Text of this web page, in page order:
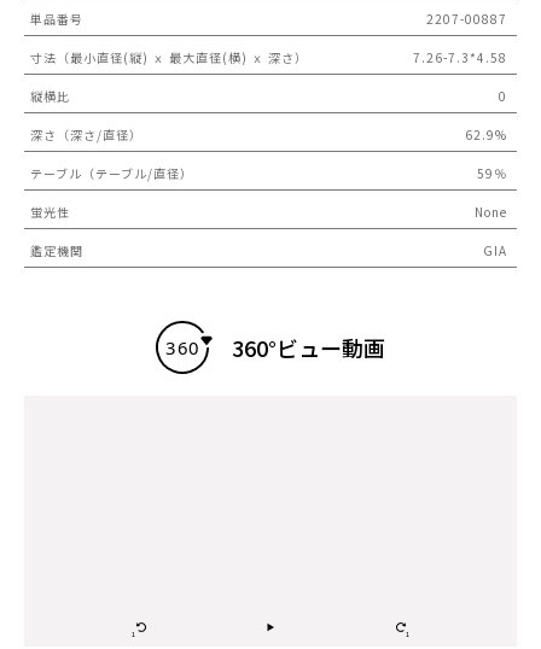
単品番号 2207-00887
寸法（最小直径(縦) ｘ 最大直径(横) ｘ 深さ） 7.26-7.3*4.58
縦横比 0
深さ（深さ/直径） 62.9%
テーブル（テーブル/直径） 59％
蛍光性 None
鑑定機関 GIA
360°ビュー動画